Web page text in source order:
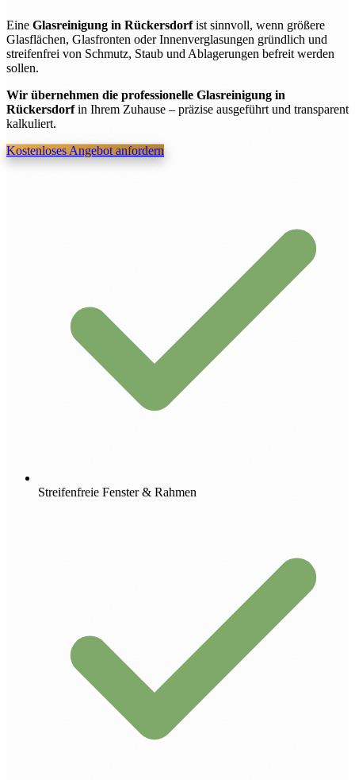
Eine Glasreinigung in Rückersdorfist sinnvoll, wenn größere
Glasflächen, Glasfronten oder Innenverglasungen gründlich und
streifenfrei von Schmutz, Staub und Ablagerungen befreit werden
sollen.
Wir übernehmen die professionelle Glasreinigung in
Rückersdorfin Ihrem Zuhause – präzise ausgeführt und transparent
kalkuliert.
Kostenloses Angebot anfordern
Streifenfreie Fenster & Rahmen